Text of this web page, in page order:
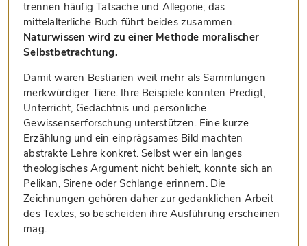
trennen häufig Tatsache und Allegorie; das
mittelalterliche Buch führt beides zusammen.
Naturwissen wird zu einer Methode moralischer
Selbstbetrachtung.
Damit waren Bestiarien weit mehr als Sammlungen
merkwürdiger Tiere. Ihre Beispiele konnten Predigt,
Unterricht, Gedächtnis und persönliche
Gewissenserforschung unterstützen. Eine kurze
Erzählung und ein einprägsames Bild machten
abstrakte Lehre konkret. Selbst wer ein langes
theologisches Argument nicht behielt, konnte sich an
Pelikan, Sirene oder Schlange erinnern. Die
Zeichnungen gehören daher zur gedanklichen Arbeit
des Textes, so bescheiden ihre Ausführung erscheinen
mag.